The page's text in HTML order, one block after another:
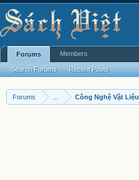
Forums Công Nghệ Vật Liệu
Forums
Search Forums Recent Posts
Members